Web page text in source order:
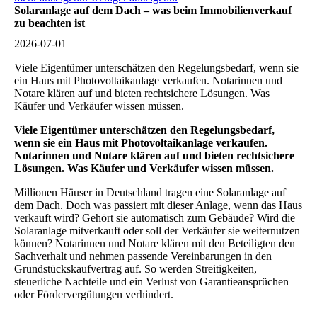
Solaranlage auf dem Dach – was beim Immobilienverkauf
zu beachten ist
2026-07-01
Viele Eigentümer unterschätzen den Regelungsbedarf, wenn sie
ein Haus mit Photovoltaikanlage verkaufen. Notarinnen und
Notare klären auf und bieten rechtsichere Lösungen. Was
Käufer und Verkäufer wissen müssen.
Viele Eigentümer unterschätzen den Regelungsbedarf,
wenn sie ein Haus mit Photovoltaikanlage verkaufen.
Notarinnen und Notare klären auf und bieten rechtsichere
Lösungen. Was Käufer und Verkäufer wissen müssen.
Millionen Häuser in Deutschland tragen eine Solaranlage auf
dem Dach. Doch was passiert mit dieser Anlage, wenn das Haus
verkauft wird? Gehört sie automatisch zum Gebäude? Wird die
Solaranlage mitverkauft oder soll der Verkäufer sie weiternutzen
können? Notarinnen und Notare klären mit den Beteiligten den
Sachverhalt und nehmen passende Vereinbarungen in den
Grundstückskaufvertrag auf. So werden Streitigkeiten,
steuerliche Nachteile und ein Verlust von Garantieansprüchen
oder Fördervergütungen verhindert.